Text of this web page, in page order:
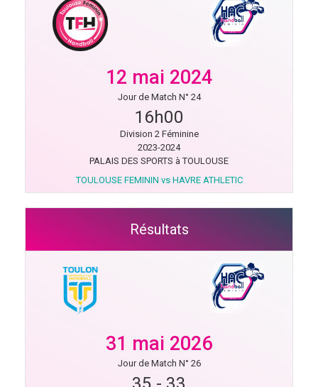
12 mai 2024
Jour de Match N° 24
16h00
Division 2 Féminine
2023-2024
PALAIS DES SPORTS à TOULOUSE
TOULOUSE FEMININ vs HAVRE ATHLETIC
Résultats
31 mai 2026
Jour de Match N° 26